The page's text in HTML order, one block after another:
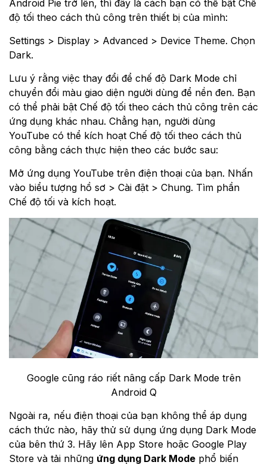
Android Pie trở lên, thì đây là cách bạn có thể bật Chế
độ tối theo cách thủ công trên thiết bị của mình:
Settings > Display > Advanced > Device Theme. Chọn
Dark.
Lưu ý rằng việc thay đổi để chế độ Dark Mode chỉ
chuyển đổi màu giao diện người dùng để nền đen. Bạn
có thể phải bật Chế độ tối theo cách thủ công trên các
ứng dụng khác nhau. Chẳng hạn, người dùng
YouTube có thể kích hoạt Chế độ tối theo cách thủ
công bằng cách thực hiện theo các bước sau:
Mở ứng dụng YouTube trên điện thoại của bạn. Nhấn
vào biểu tượng hồ sơ > Cài đặt > Chung. Tìm phần
Chế độ tối và kích hoạt.
Google cũng ráo riết nâng cấp Dark Mode trên
Android Q
Ngoài ra, nếu điện thoại của bạn không thể áp dụng
cách thức nào, hãy thử sử dụng ứng dụng Dark Mode
của bên thứ 3. Hãy lên App Store hoặc Google Play
Store và tải những ứng dụng Dark Mode phổ biến